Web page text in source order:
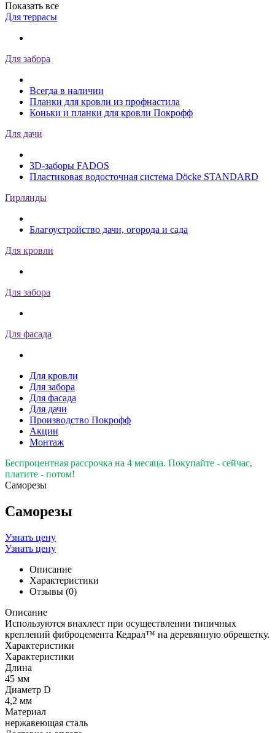
Показать все
Для террасы
Для забора
Всегда в наличии
Планки для кровли из профнастила
Коньки и планки для кровли Покрофф
Для дачи
3D-заборы FADOS
Пластиковая водосточная система Döcke STANDARD
Гирлянды
Благоустройство дачи, огорода и сада
Для кровли
Для забора
Для фасада
Для кровли
Для забора
Для фасада
Для дачи
Производство Покрофф
Акции
Монтаж
Беспроцентная рассрочка на 4 месяца. Покупайте - сейчас,
платите - потом!
Саморезы
Саморезы
Узнать цену
Узнать цену
Описание
Характеристики
Отзывы (0)
Описание
Используются внахлест при осуществлении типичных
креплений фиброцемента Кедрал™ на деревянную обрешетку.
Характеристики
Характеристики
Длина
45 мм
Диаметр D
4,2 мм
Материал
нержавеющая сталь